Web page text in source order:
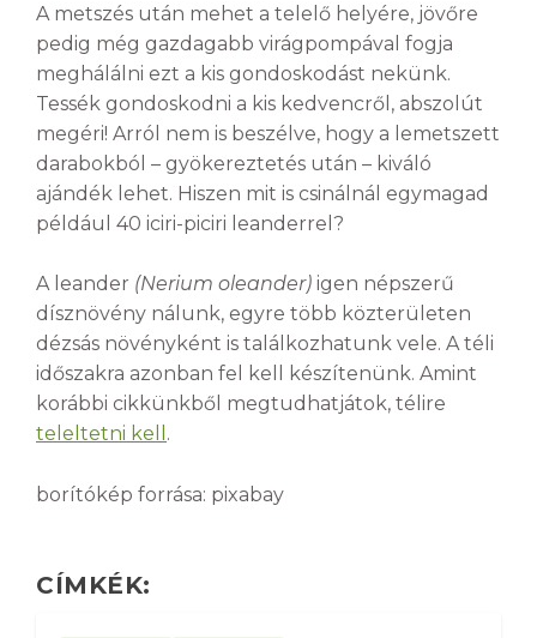
A metszés után mehet a telelő helyére, jövőre
pedig még gazdagabb virágpompával fogja
meghálálni ezt a kis gondoskodást nekünk.
Tessék gondoskodni a kis kedvencről, abszolút
megéri! Arról nem is beszélve, hogy a lemetszett
darabokból – gyökereztetés után – kiváló
ajándék lehet. Hiszen mit is csinálnál egymagad
például 40 iciri-piciri leanderrel?
A leander (Nerium oleander) igen népszerű
dísznövény nálunk, egyre több közterületen
dézsás növényként is találkozhatunk vele. A téli
időszakra azonban fel kell készítenünk. Amint
korábbi cikkünkből megtudhatjátok, télire
teleltetni kell .
borítókép forrása: pixabay
CÍMKÉK: